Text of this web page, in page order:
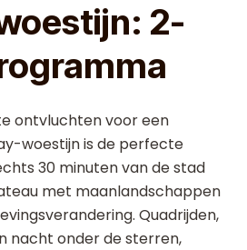
2-
ontvluchten voor een
woestijn is de perfecte
30 minuten van de stad
met maanlandschappen
Quadrijden,
nacht onder de sterren,